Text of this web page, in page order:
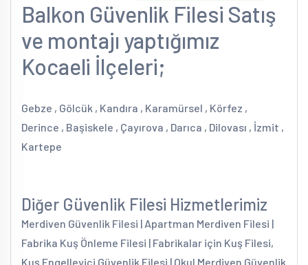
Balkon Güvenlik Filesi Satış
ve montajı yaptığımız
Kocaeli İlçeleri;
Gebze , Gölcük , Kandıra , Karamürsel , Körfez ,
Derince , Başiskele , Çayırova , Darıca , Dilovası , İzmit ,
Kartepe
Diğer Güvenlik Filesi Hizmetlerimiz
Merdiven Güvenlik Filesi | Apartman Merdiven Filesi |
Fabrika Kuş Önleme Filesi | Fabrikalar için Kuş Filesi,
Kuş Engelleyici Güvenlik Filesi | Okul Merdiven Güvenlik